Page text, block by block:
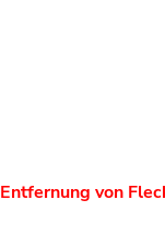
Entfernung von